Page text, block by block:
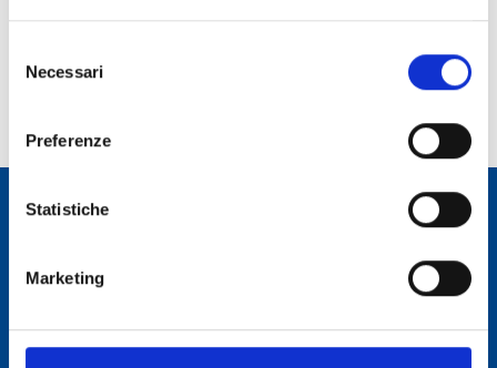
delNecessari
Preferenze
Statistiche
Marketing
Facebook
X
CONTACTS